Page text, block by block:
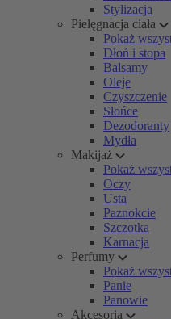
Stylizacja
Pielęgnacja ciała
Pokaż
Dłoń i stopa
Balsamy
Oleje
Czyszczenie
Słońce
Dezodoranty
Mydła
Makijaż
Pokaż
Oczy
Usta
Paznokcie
Szczotka
Karnacja
Perfumy
Pokaż
Panie
Panowie
Akcesoria